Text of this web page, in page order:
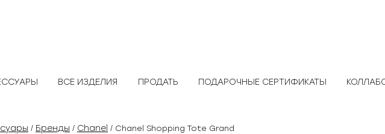
ВСЕ ИЗДЕЛИЯ ПРОДАТЬ ПОДАРОЧНЫЕ СЕРТИФИКАТЫ
/ Бренды / Chanel / Chanel Shopping Tote Grand